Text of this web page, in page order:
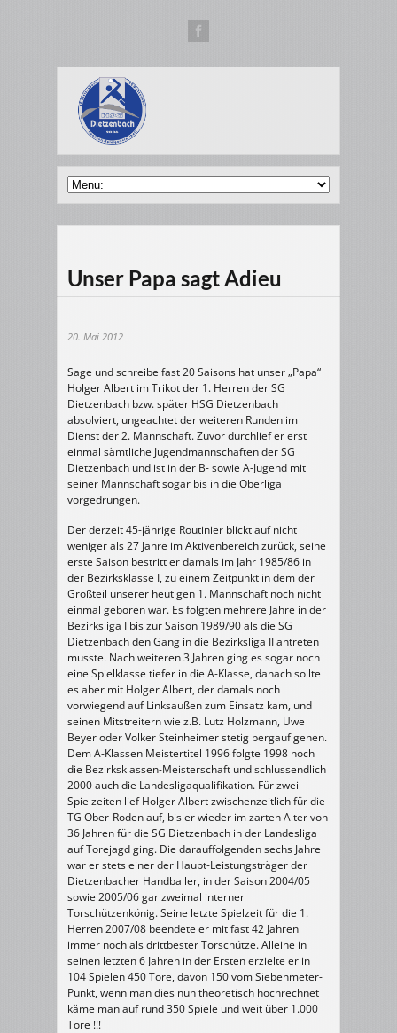
Unser Papa sagt Adieu
20. Mai 2012
Sage und schreibe fast 20 Saisons hat unser „Papa“
Holger Albert im Trikot der 1. Herren der SG
Dietzenbach bzw. später HSG Dietzenbach
absolviert, ungeachtet der weiteren Runden im
Dienst der 2. Mannschaft. Zuvor durchlief er erst
einmal sämtliche Jugendmannschaften der SG
Dietzenbach und ist in der B- sowie A-Jugend mit
seiner Mannschaft sogar bis in die Oberliga
vorgedrungen.
Der derzeit 45-jährige Routinier blickt auf nicht
weniger als 27 Jahre im Aktivenbereich zurück, seine
erste Saison bestritt er damals im Jahr 1985/86 in
der Bezirksklasse I, zu einem Zeitpunkt in dem der
Großteil unserer heutigen 1. Mannschaft noch nicht
einmal geboren war. Es folgten mehrere Jahre in der
Bezirksliga I bis zur Saison 1989/90 als die SG
Dietzenbach den Gang in die Bezirksliga II antreten
musste. Nach weiteren 3 Jahren ging es sogar noch
eine Spielklasse tiefer in die A-Klasse, danach sollte
es aber mit Holger Albert, der damals noch
vorwiegend auf Linksaußen zum Einsatz kam, und
seinen Mitstreitern wie z.B. Lutz Holzmann, Uwe
Beyer oder Volker Steinheimer stetig bergauf gehen.
Dem A-Klassen Meistertitel 1996 folgte 1998 noch
die Bezirksklassen-Meisterschaft und schlussendlich
2000 auch die Landesligaqualifikation. Für zwei
Spielzeiten lief Holger Albert zwischenzeitlich für die
TG Ober-Roden auf, bis er wieder im zarten Alter von
36 Jahren für die SG Dietzenbach in der Landesliga
auf Torejagd ging. Die darauffolgenden sechs Jahre
war er stets einer der Haupt-Leistungsträger der
Dietzenbacher Handballer, in der Saison 2004/05
sowie 2005/06 gar zweimal interner
Torschützenkönig. Seine letzte Spielzeit für die 1.
Herren 2007/08 beendete er mit fast 42 Jahren
immer noch als drittbester Torschütze. Alleine in
seinen letzten 6 Jahren in der Ersten erzielte er in
104 Spielen 450 Tore, davon 150 vom Siebenmeter-
Punkt, wenn man dies nun theoretisch hochrechnet
käme man auf rund 350 Spiele und weit über 1.000
Tore !!!